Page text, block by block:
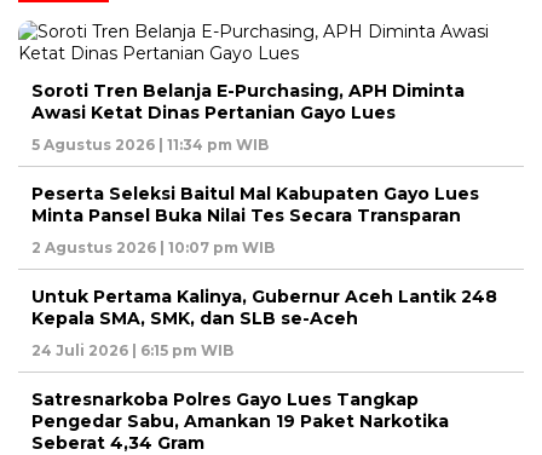
Soroti Tren Belanja E-Purchasing, APH Diminta
Awasi Ketat Dinas Pertanian Gayo Lues
5 Agustus 2026 | 11:34 pm WIB
Peserta Seleksi Baitul Mal Kabupaten Gayo Lues
Minta Pansel Buka Nilai Tes Secara Transparan
2 Agustus 2026 | 10:07 pm WIB
Untuk Pertama Kalinya, Gubernur Aceh Lantik 248
Kepala SMA, SMK, dan SLB se-Aceh
24 Juli 2026 | 6:15 pm WIB
Satresnarkoba Polres Gayo Lues Tangkap
Pengedar Sabu, Amankan 19 Paket Narkotika
Seberat 4,34 Gram